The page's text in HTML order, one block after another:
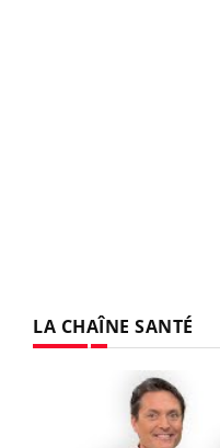
LA CHAÎNE SANTÉ